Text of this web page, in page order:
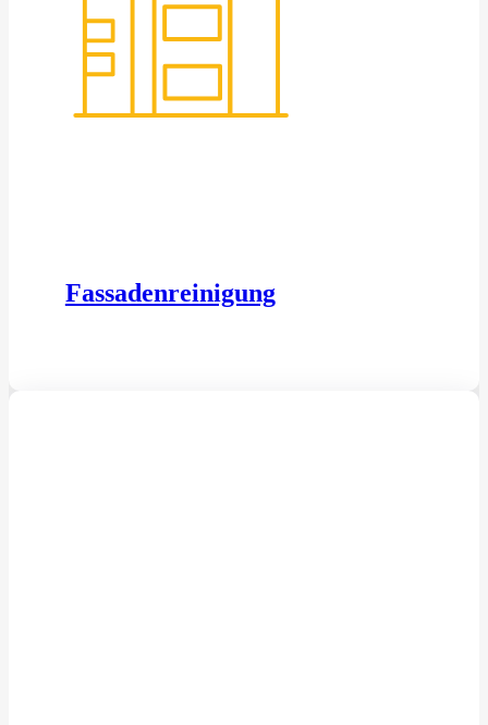
Fassadenreinigung